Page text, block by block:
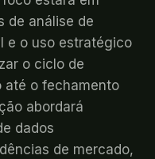
de análise de
e o uso estratégico
o ciclo de
até o fechamento
abordará
dados
de mercado,